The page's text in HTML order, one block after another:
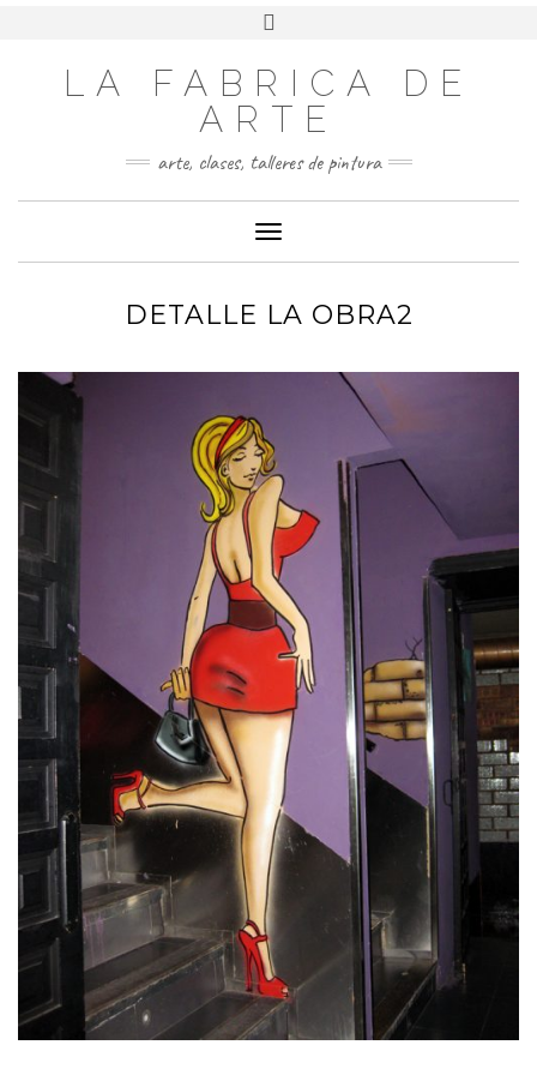
LA FABRICA DE
ARTE
arte, clases, talleres de pintura
Cambiar modo de navegación
DETALLE LA OBRA2